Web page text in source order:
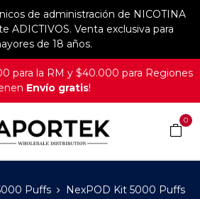
de administración de NICOTINA
ADICTIVOS. Venta exclusiva para
de 18 años.
para la RM y $40.000 para Regiones
Envío gratis!
0
Puffs
NexPOD Kit 5000 Puffs